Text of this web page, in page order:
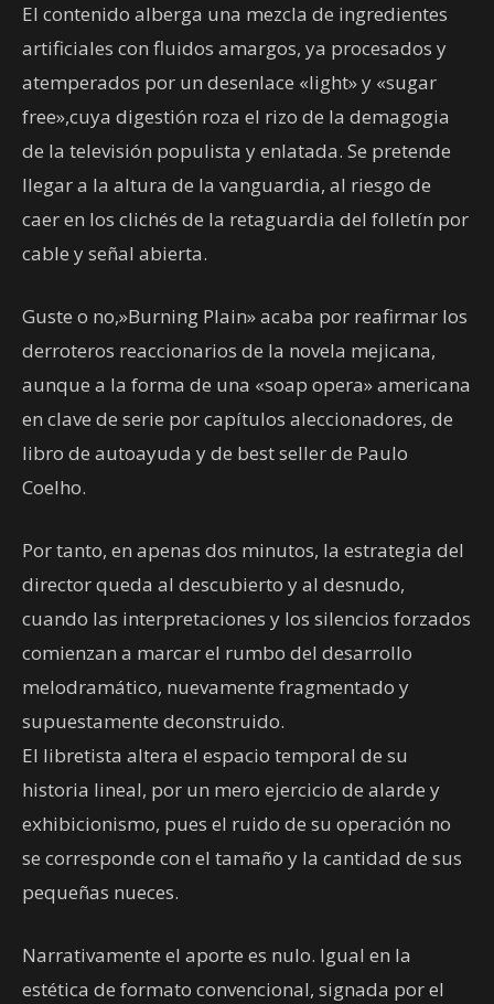
El contenido alberga una mezcla de ingredientes
artificiales con fluidos amargos, ya procesados y
atemperados por un desenlace «light» y «sugar
free»,cuya digestión roza el rizo de la demagogia
de la televisión populista y enlatada. Se pretende
llegar a la altura de la vanguardia, al riesgo de
caer en los clichés de la retaguardia del folletín por
cable y señal abierta.
Guste o no,»Burning Plain» acaba por reafirmar los
derroteros reaccionarios de la novela mejicana,
aunque a la forma de una «soap opera» americana
en clave de serie por capítulos aleccionadores, de
libro de autoayuda y de best seller de Paulo
Coelho.
Por tanto, en apenas dos minutos, la estrategia del
director queda al descubierto y al desnudo,
cuando las interpretaciones y los silencios forzados
comienzan a marcar el rumbo del desarrollo
melodramático, nuevamente fragmentado y
supuestamente deconstruido.
El libretista altera el espacio temporal de su
historia lineal, por un mero ejercicio de alarde y
exhibicionismo, pues el ruido de su operación no
se corresponde con el tamaño y la cantidad de sus
pequeñas nueces.
Narrativamente el aporte es nulo. Igual en la
estética de formato convencional, signada por el